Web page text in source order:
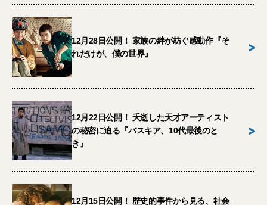
12月28日公開！ 家族の絆が紡ぐ感動作『そ
れだけが、僕の世界』
>
12月22日公開！ 夭逝した天才アーティスト
の秘密に迫る『バスキア、10代最後のと
き』
>
12月15日公開！ 歴史的事件から見る、社会